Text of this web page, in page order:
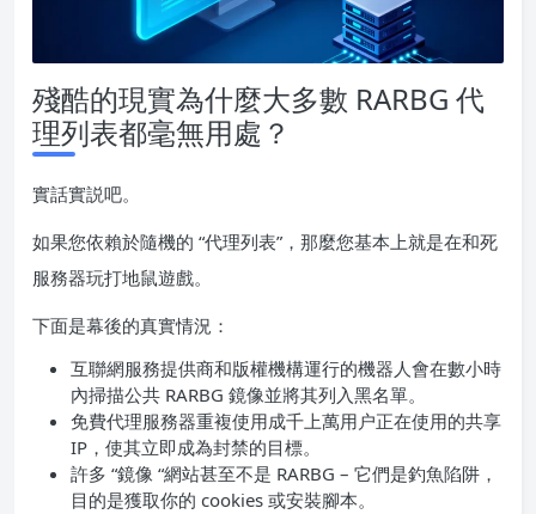
殘酷的現實為什麼大多數 RARBG 代
理列表都毫無用處？
實話實説吧。
如果您依賴於隨機的 “代理列表”，那麼您基本上就是在和死
服務器玩打地鼠遊戲。
下面是幕後的真實情況：
互聯網服務提供商和版權機構運行的機器人會在數小時
內掃描公共 RARBG 鏡像並將其列入黑名單。
免費代理服務器重複使用成千上萬用户正在使用的共享
IP，使其立即成為封禁的目標。
許多 “鏡像 “網站甚至不是 RARBG – 它們是釣魚陷阱，
目的是獲取你的 cookies 或安裝腳本。